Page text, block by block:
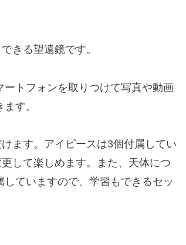
きる望遠鏡です。
トフォンを取りつけて写真や動画
す。
ます。アイピースは3個付属してい
して楽しめます。また、天体につ
ていますので、学習もできるセッ